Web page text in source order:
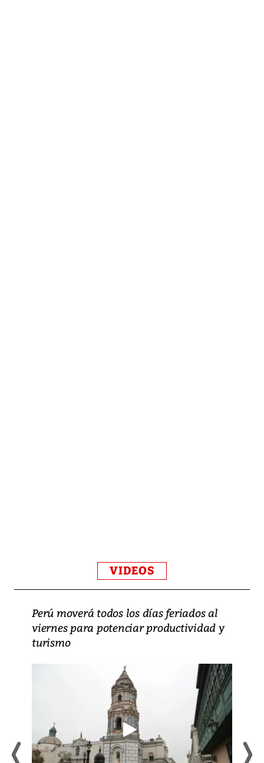
VIDEOS
Perú moverá todos los días feriados al
viernes para potenciar productividad y
turismo